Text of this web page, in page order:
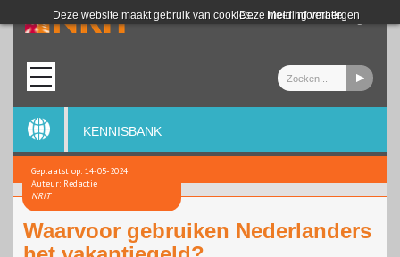
Deze website maakt gebruik van cookies. Meer informatie
Deze melding verbergen
Login
KENNISBANK
Geplaatst op: 14-05-2024
Auteur: Redactie
NRIT
Waarvoor gebruiken Nederlanders